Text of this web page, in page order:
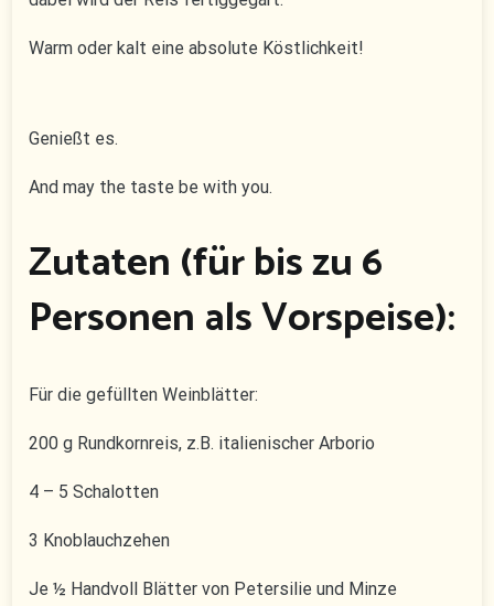
Warm oder kalt eine absolute Köstlichkeit!
Genießt es.
And may the taste be with you.
Zutaten (für bis zu 6
Personen als Vorspeise):
Für die gefüllten Weinblätter:
200 g Rundkornreis, z.B. italienischer Arborio
4 – 5 Schalotten
3 Knoblauchzehen
Je ½ Handvoll Blätter von Petersilie und Minze